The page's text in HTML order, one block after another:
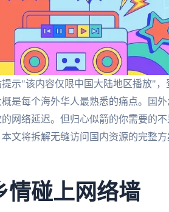
示"该内容仅限中国大陆地区播放"
是每个海外华人最熟悉的痛点。国
网络延迟。但归心似箭的你需要的
文将拆解无缝访问国内资源的完整
情碰上网络墙